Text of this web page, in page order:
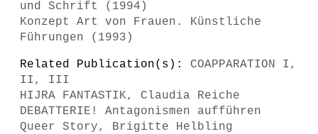
und Schrift (1994)
Konzept Art von Frauen. Künstliche
Führungen (1993)
Related Publication(s): COAPPARATION I,
II, III
HIJRA FANTASTIK, Claudia Reiche
DEBATTERIE! Antagonismen aufführen
Queer Story, Brigitte Helbling